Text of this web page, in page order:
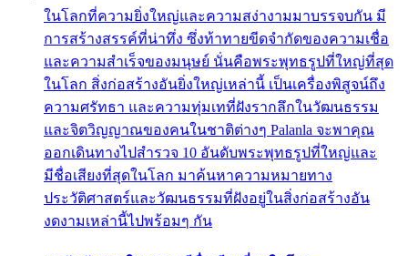
ในโลกที่ความยิ่งใหญ่และความสง่างามมาบรรจบกัน มี
การสร้างสรรค์ที่น่าทึ่ง ซึ่งท้าทายขีดจำกัดของความเชื่อ
และความสำเร็จของมนุษย์ นั่นคือพระพุทธรูปที่ใหญ่ที่สุด
ในโลก สิ่งก่อสร้างอันยิ่งใหญ่เหล่านี้ เป็นเครื่องพิสูจน์ถึง
ความศรัทธา และความทุ่มเทที่ฝังรากลึกในวัฒนธรรม
และจิตวิญญาณของคนในชาติต่างๆ Palanla จะพาคุณ
ออกเดินทางไปสำรวจ 10 อันดับพระพุทธรูปที่ใหญ่และ
มีชื่อเสียงที่สุดในโลก มาค้นหาความหมายทาง
ประวัติศาสตร์และวัฒนธรรมที่ฝังอยู่ในสิ่งก่อสร้างอัน
งดงามเหล่านี้ไปพร้อมๆ กัน